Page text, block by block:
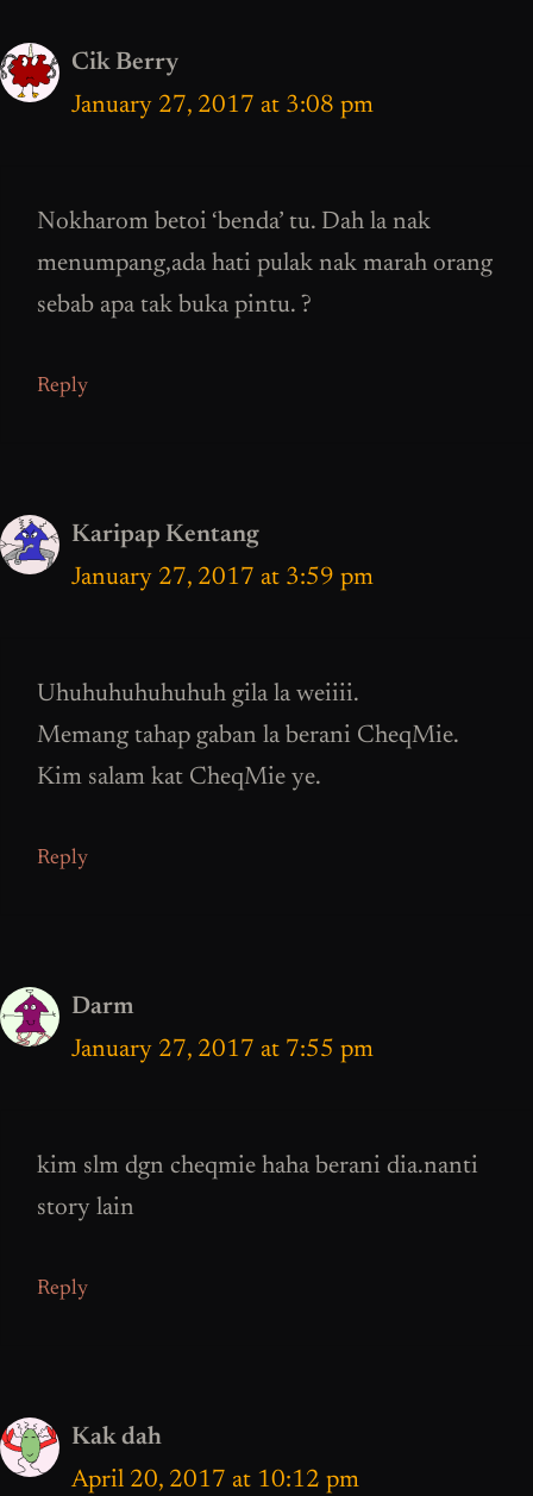
Cik Berry
January 27, 2017 at 3:08 pm
Nokharom betoi ‘benda’ tu. Dah la nak
menumpang,ada hati pulak nak marah orang
sebab apa tak buka pintu. ?
Reply
Karipap Kentang
January 27, 2017 at 3:59 pm
Uhuhuhuhuhuhuh gila la weiiii.
Memang tahap gaban la berani CheqMie.
Kim salam kat CheqMie ye.
Reply
Darm
January 27, 2017 at 7:55 pm
kim slm dgn cheqmie haha berani dia.nanti
story lain
Reply
Kak dah
April 20, 2017 at 10:12 pm